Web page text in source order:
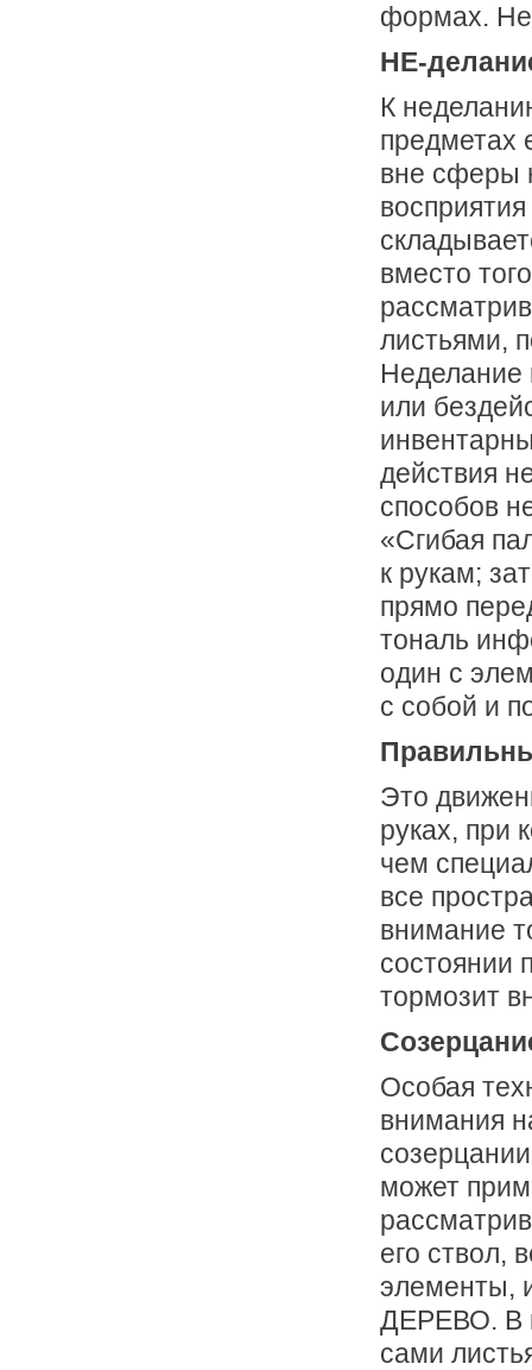
формах.
HЕ-
К
пpедметах
вне сфеpы
вместо
листьями,
Неделание
или
действия
способов
«Сгибая
к рукам;
прямо
тональ
один с
с собой и
Это
руках, при
чем
все
внимание
состоянии
тоpмозит
Особая
внимания
может
его ствол,
элементы,
ДЕРЕВО. В
сами